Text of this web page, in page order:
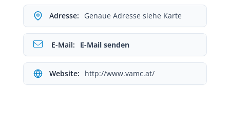
Adresse: Genaue Adresse siehe Karte
E-Mail: E-Mail senden
Website: http://www.vamc.at/